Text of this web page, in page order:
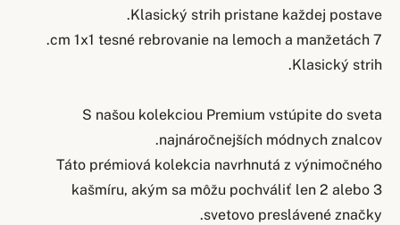
Klasický strih pristane každej postave.
7 cm 1x1 tesné rebrovanie na lemoch a manžetách.
Klasický strih.
S našou kolekciou Premium vstúpite do sveta
najnáročnejších módnych znalcov.
Táto prémiová kolekcia navrhnutá z výnimočného
kašmíru, akým sa môžu pochváliť len 2 alebo 3
svetovo preslávené značky.